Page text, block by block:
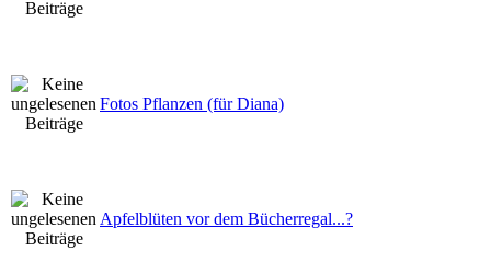
Fotos Pflanzen (für Diana)
Apfelblüten vor dem Bücherregal...?